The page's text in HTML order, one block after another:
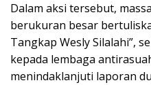
Dalam aksi tersebut,
berukuran besar
Tangkap Wesly Silalahi”,
kepada lembaga
menindaklanjuti laporan